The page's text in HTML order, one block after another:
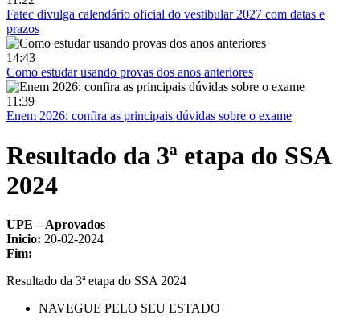
Fatec divulga calendário oficial do vestibular 2027 com datas e
prazos
14:43
Como estudar usando provas dos anos anteriores
11:39
Enem 2026: confira as principais dúvidas sobre o exame
Resultado da 3ª etapa do SSA
2024
UPE – Aprovados
Inicio: 20-02-2024
Fim:
Resultado da 3ª etapa do SSA 2024
NAVEGUE PELO SEU ESTADO